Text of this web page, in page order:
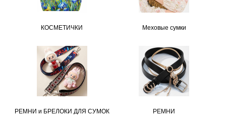
КОСМЕТИЧКИ Меховые сумки
РЕМНИ и БРЕЛОКИ ДЛЯ СУМОК РЕМНИ